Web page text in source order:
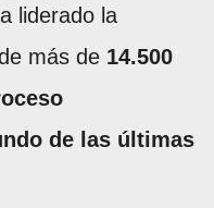
liderado la
más de 14.500
de las últimas